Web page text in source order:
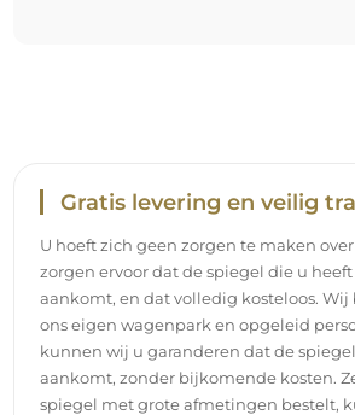
Eenvoudige montage
Wij staan in voor de productie en de
spiegels, terwijl de installatie onder uw